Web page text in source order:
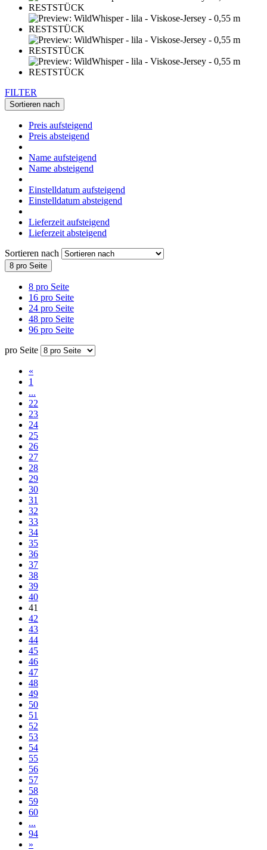
FILTER
Sortieren nach
Preis aufsteigend
Preis absteigend
Name aufsteigend
Name absteigend
Einstelldatum aufsteigend
Einstelldatum absteigend
Lieferzeit aufsteigend
Lieferzeit absteigend
Sortieren nach
8 pro Seite
8 pro Seite
16 pro Seite
24 pro Seite
48 pro Seite
96 pro Seite
pro Seite
«
1
...
22
23
24
25
26
27
28
29
30
31
32
33
34
35
36
37
38
39
40
41
42
43
44
45
46
47
48
49
50
51
52
53
54
55
56
57
58
59
60
...
94
»